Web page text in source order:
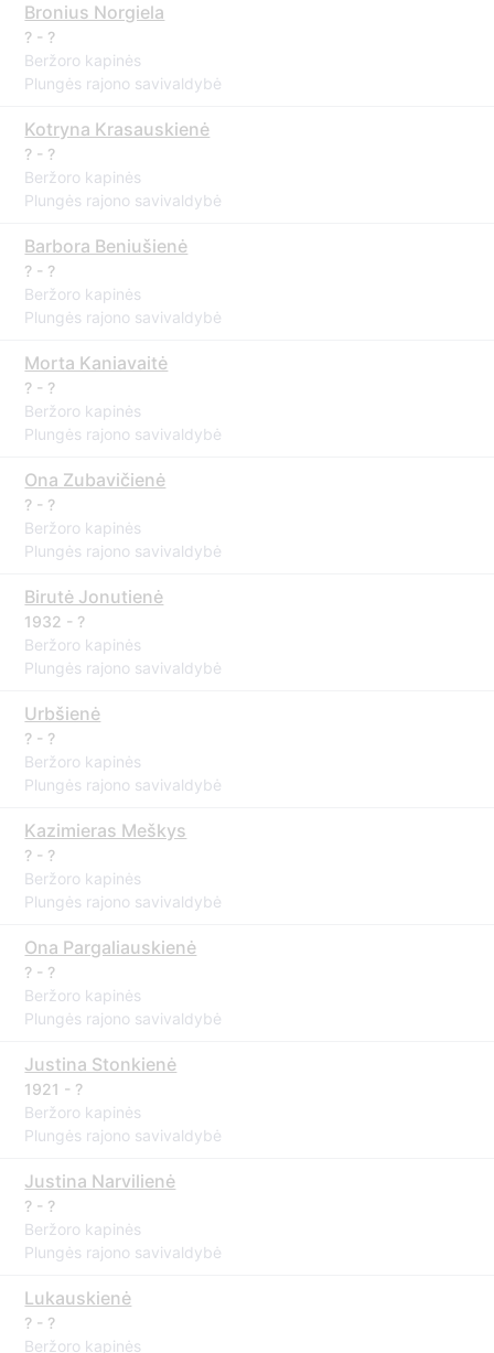
Bronius Norgiela
? - ?
Beržoro kapinės
Plungės rajono savivaldybė
Kotryna Krasauskienė
? - ?
Beržoro kapinės
Plungės rajono savivaldybė
Barbora Beniušienė
? - ?
Beržoro kapinės
Plungės rajono savivaldybė
Morta Kaniavaitė
? - ?
Beržoro kapinės
Plungės rajono savivaldybė
Ona Zubavičienė
? - ?
Beržoro kapinės
Plungės rajono savivaldybė
Birutė Jonutienė
1932 - ?
Beržoro kapinės
Plungės rajono savivaldybė
Urbšienė
? - ?
Beržoro kapinės
Plungės rajono savivaldybė
Kazimieras Meškys
? - ?
Beržoro kapinės
Plungės rajono savivaldybė
Ona Pargaliauskienė
? - ?
Beržoro kapinės
Plungės rajono savivaldybė
Justina Stonkienė
1921 - ?
Beržoro kapinės
Plungės rajono savivaldybė
Justina Narvilienė
? - ?
Beržoro kapinės
Plungės rajono savivaldybė
Lukauskienė
? - ?
Beržoro kapinės